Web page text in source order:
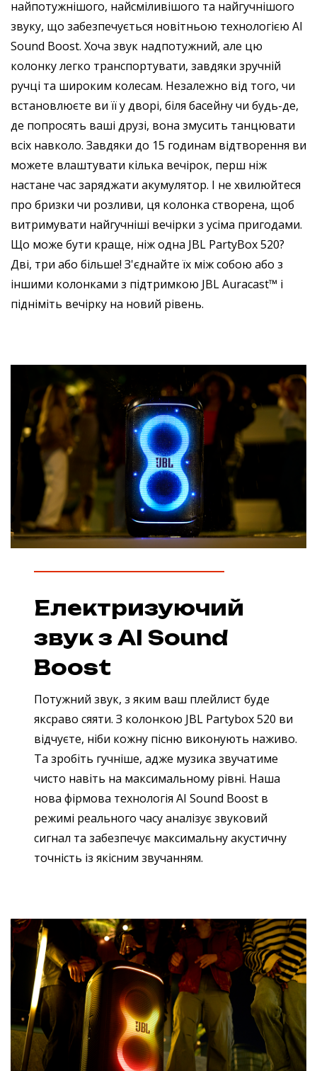
найпотужнішого, найсміливішого та найгучнішого
звуку, що забезпечується новітньою технологією AI
Sound Boost. Хоча звук надпотужний, але цю
колонку легко транспортувати, завдяки зручній
ручці та широким колесам. Незалежно від того, чи
встановлюєте ви її у дворі, біля басейну чи будь-де,
де попросять ваші друзі, вона змусить танцювати
всіх навколо. Завдяки до 15 годинам відтворення ви
можете влаштувати кілька вечірок, перш ніж
настане час заряджати акумулятор. І не хвилюйтеся
про бризки чи розливи, ця колонка створена, щоб
витримувати найгучніші вечірки з усіма пригодами.
Що може бути краще, ніж одна JBL PartyBox 520?
Дві, три або більше! З'єднайте їх між собою або з
іншими колонками з підтримкою JBL Auracast™ і
підніміть вечірку на новий рівень.
Електризуючий
звук з AI Sound
Boost
Потужний звук, з яким ваш плейлист буде
яксраво сяяти. З колонкою JBL Partybox 520 ви
відчуєте, ніби кожну пісню виконують наживо.
Та зробіть гучніше, адже музика звучатиме
чисто навіть на максимальному рівні. Наша
нова фірмова технологія AI Sound Boost в
режимі реального часу аналізує звуковий
сигнал та забезпечує максимальну акустичну
точність із якісним звучанням.